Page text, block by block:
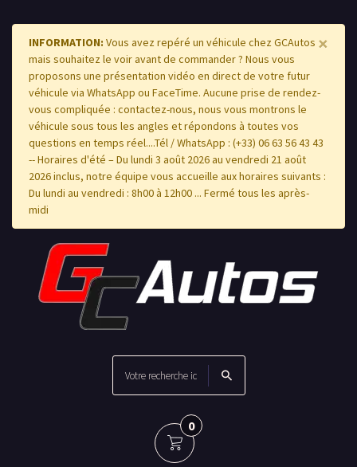
INFORMATION: Vous avez repéré un véhicule chez GCAutos
mais souhaitez le voir avant de commander ? Nous vous
proposons une présentation vidéo en direct de votre futur
véhicule via WhatsApp ou FaceTime. Aucune prise de rendez-
vous compliquée : contactez-nous, nous vous montrons le
véhicule sous tous les angles et répondons à toutes vos
questions en temps réel....Tél / WhatsApp : (+33) 06 63 56 43 43
-- Horaires d'été – Du lundi 3 août 2026 au vendredi 21 août
2026 inclus, notre équipe vous accueille aux horaires suivants :
Du lundi au vendredi : 8h00 à 12h00 ... Fermé tous les après-
midi
×
0